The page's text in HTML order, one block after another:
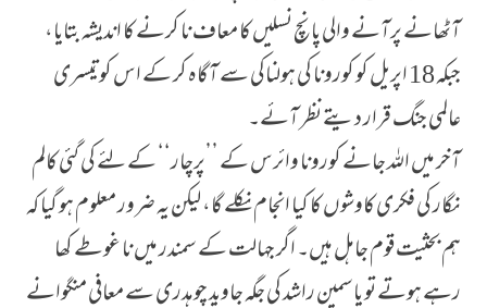
آٹھانے پرآنے والی پانچ نسلیں کا معاف نا کرنے کا اندیشہ بتایا،
جبکہ 18 اپریل کو کورونا کی ہولناکی سے آگاہ کر کے اس کو تیسری
عالمی جنگ قرار دیتے نظر آئے۔
آخر میں اللہ جانے کورونا وائرس کے ’’پرچار‘‘ کے لئے کی گئی کالم
نگار کی فکری کاوشوں کا کیا انجام نکلے گا، لیکن یہ ضرور معلوم ہو گیا کہ
ہم بحثیت قوم جاہل ہیں۔ اگر جہالت کے سمندر میں نا غوطے کھا
رہے ہوتے تو یاسمین راشد کی جگہ جاوید چوہدری سے معافی منگوانے